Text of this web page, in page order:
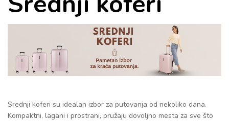
Srednji koferi su idealan izbor za putovanja od nekoliko dana.
Kompaktni, lagani i prostrani, pružaju dovoljno mesta za sve što